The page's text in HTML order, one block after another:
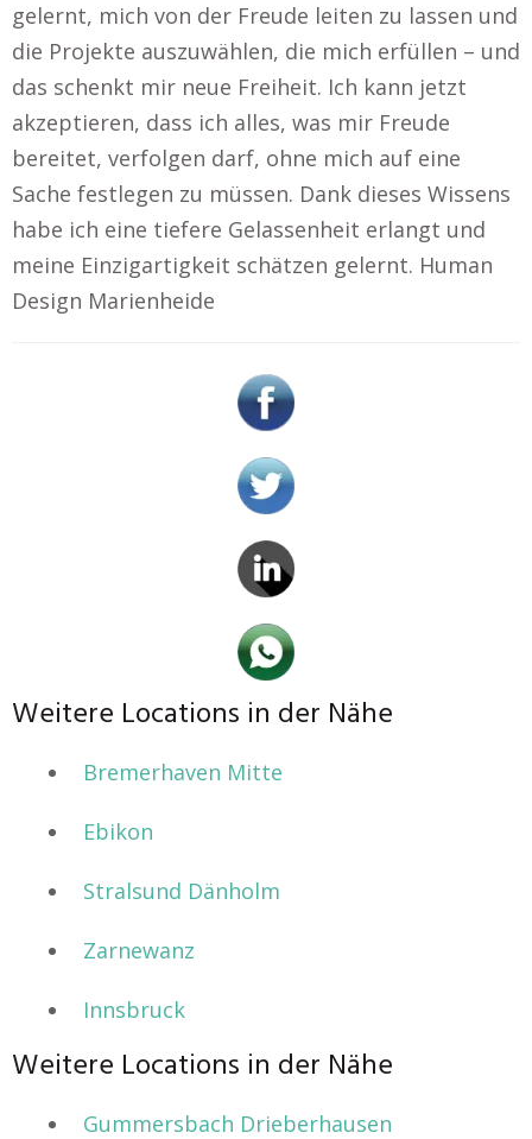
gelernt, mich von der Freude leiten zu lassen und
die Projekte auszuwählen, die mich erfüllen – und
das schenkt mir neue Freiheit. Ich kann jetzt
akzeptieren, dass ich alles, was mir Freude
bereitet, verfolgen darf, ohne mich auf eine
Sache festlegen zu müssen. Dank dieses Wissens
habe ich eine tiefere Gelassenheit erlangt und
meine Einzigartigkeit schätzen gelernt. Human
Design Marienheide
Weitere Locations in der Nähe
Bremerhaven Mitte
Ebikon
Stralsund Dänholm
Zarnewanz
Innsbruck
Weitere Locations in der Nähe
Gummersbach Drieberhausen